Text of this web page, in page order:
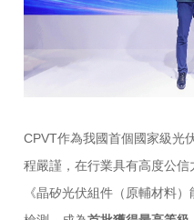
CPVT作為我國首個國家級光
程嚴謹，在行業具有高度公
《晶矽光伏組件（原輔材料